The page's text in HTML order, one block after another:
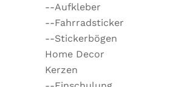
--Aufkleber
--Fahrradsticker
--Stickerbögen
Home Decor
Kerzen